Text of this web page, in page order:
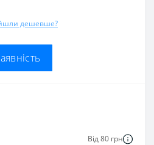
дешевше?
Від 80 грн